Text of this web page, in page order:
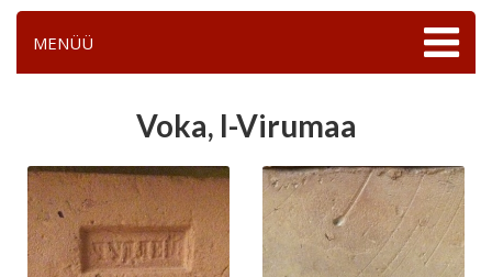
MENÜÜ
Voka, I-Virumaa